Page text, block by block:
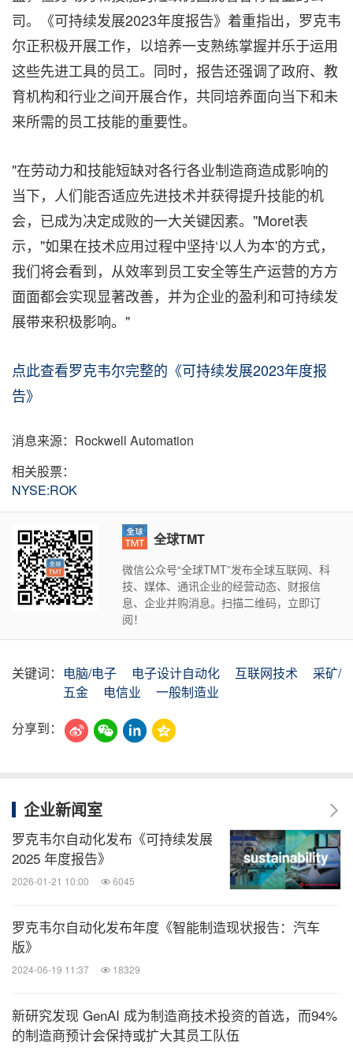
司。《可持续发展2023年度报告》着重指出，罗克韦
尔正积极开展工作，以培养一支熟练掌握并乐于运用
这些先进工具的员工。同时，报告还强调了政府、教
育机构和行业之间开展合作，共同培养面向当下和未
来所需的员工技能的重要性。
"在劳动力和技能短缺对各行各业制造商造成影响的
当下，人们能否适应先进技术并获得提升技能的机
会，已成为决定成败的一大关键因素。"Moret表
示，"如果在技术应用过程中坚持‘以人为本'的方式，
我们将会看到，从效率到员工安全等生产运营的方方
面面都会实现显著改善，并为企业的盈利和可持续发
展带来积极影响。"
点此查看罗克韦尔完整的《可持续发展2023年度报
告》
消息来源：Rockwell Automation
相关股票：
NYSE:ROK
全球TMT
微信公众号“全球TMT”发布全球互联网、科
技、媒体、通讯企业的经营动态、财报信
息、企业并购消息。扫描二维码，立即订
阅！
关键词： 电脑/电子 电子设计自动化 互联网技术
采矿/
五金
电信业
一般制造业
分享到：
企业新闻室
罗克韦尔自动化发布《可持续发展
2025 年度报告》
2026-01-21 10:00 6045
罗克韦尔自动化发布年度《智能制造现状报告：汽车
版》
2024-06-19 11:37 18329
新研究发现 GenAI 成为制造商技术投资的首选，而94%
的制造商预计会保持或扩大其员工队伍